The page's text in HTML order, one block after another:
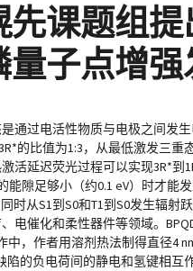
先课题组
子点增
通过电活性物质与电极之间
的比值为1:3，从最低激发三
活延迟荧光过程可以实现3R*
能隙足够小（约0.1 eV）时才
时从S1到S0和T1到S0发生辐射
电催化和柔性器件等领域。
，作者用溶剂热法制得直径4
陷的负电荷间的静电和氢键相互